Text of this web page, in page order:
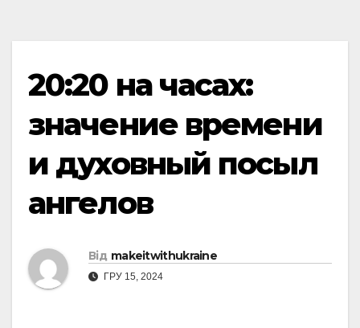
20:20 на часах:
значение времени
и духовный посыл
ангелов
Від makeitwithukraine
ГРУ 15, 2024